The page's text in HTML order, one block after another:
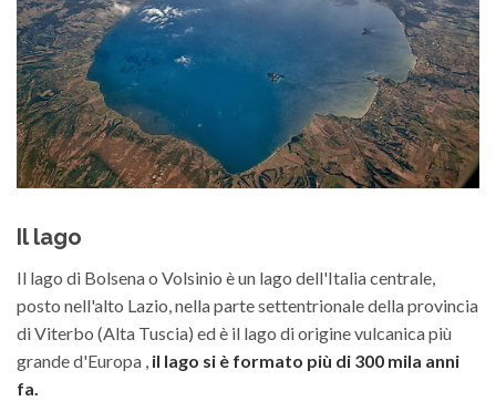
Il lago
Il lago di Bolsena o Volsinio è un lago dell'Italia centrale,
posto nell'alto Lazio, nella parte settentrionale della provincia
di Viterbo (Alta Tuscia) ed è il lago di origine vulcanica più
grande d'Europa , il lago si è formato più di 300 mila anni
fa.